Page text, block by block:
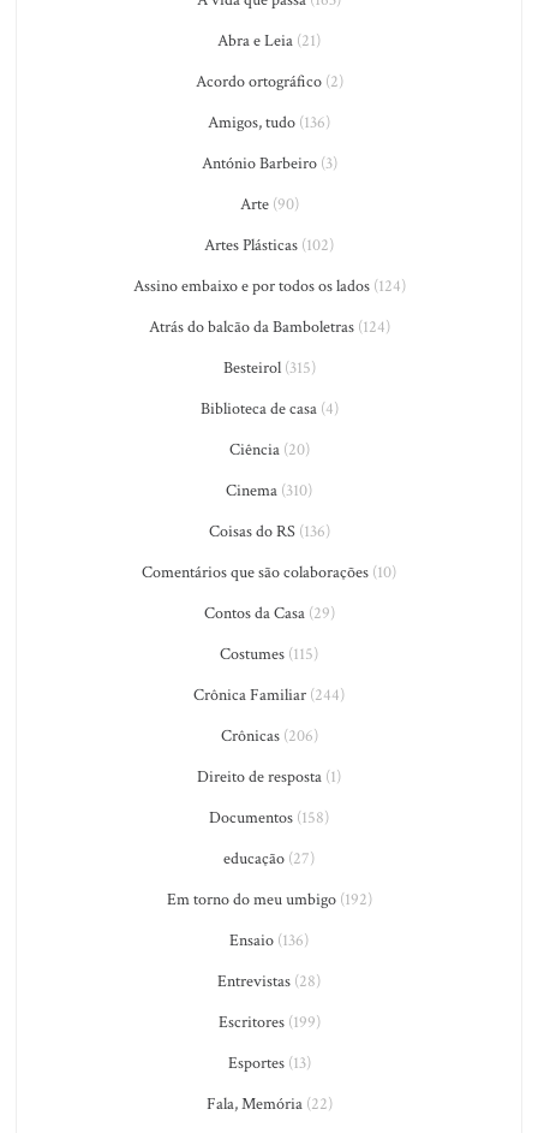
Abra e Leia (21)
Acordo ortográfico(2)
Amigos, tudo (136)
António Barbeiro(3)
Arte(90)
Artes Plásticas (102)
Assino embaixo e por todos os lados(124)
Atrás do balcão da Bamboletras(124)
Besteirol(315)
Biblioteca de casa(4)
Ciência(20)
Cinema (310)
Coisas do RS(136)
Comentários que são colaborações (10)
Contos da Casa(29)
Costumes (115)
Crônica Familiar (244)
Crônicas(206)
Direito de resposta (1)
Documentos (158)
educação (27)
Em torno do meu umbigo(192)
Ensaio (136)
Entrevistas (28)
Escritores(199)
Esportes(13)
Fala, Memória(22)